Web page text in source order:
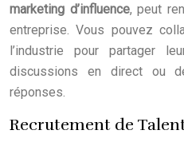
marketing d’influence, peut
entreprise. Vous pouvez
l’industrie pour partager
discussions en direct ou
réponses.
Recrutement de